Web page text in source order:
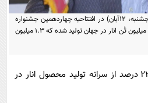
مجله تصویری سلاح
ورزش
سیاست
فناوری
ها و دیدنی ها
داستان کوتاه
روانشناسی
آموزش زبان
سید جواد ساداتی‌نژاد، عصر امروز(پنجشنبه، ۱۲آبان) در افتتاحیه چهاردهمین جشنواره
انار بادرود، اظهار کرد: سالانه حدود ۶ میلیون تُن انار در جهان تولید شده که ۱.۳ میلیون
وزیر جهاد کشاورزی گفت: ۲۲ درصد از سرانه تولید محصول انار در